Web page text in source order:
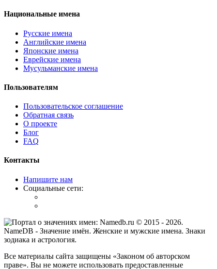
Национальные имена
Русские имена
Английские имена
Японские имена
Еврейские имена
Мусульманские имена
Пользователям
Пользовательское соглашение
Обратная связь
О проекте
Блог
FAQ
Контакты
Напишите нам
Социальные сети:
© 2015 - 2026.
NameDB - Значение имён. Женские и мужские имена. Знаки
зодиака и астрология.
Все материалы сайта защищены «Законом об авторском
праве». Вы не можете использовать предоставленные